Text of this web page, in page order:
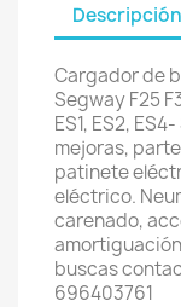
Descripción
Cargador de
Segway F25
ES1, ES2,
mejoras,
patinete
eléctrico.
carenado,
buscas
696403761